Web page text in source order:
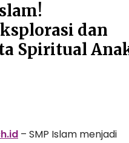
dan
Spiritual
– SMP Islam menjadi